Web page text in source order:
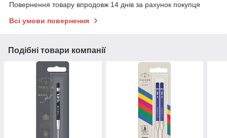
Повернення товару впродовж 14 днів за рахунок покупця
Всі умови повернення
Подібні товари компанії